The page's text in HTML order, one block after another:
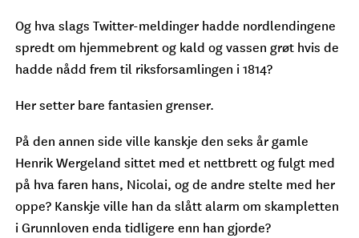
Og hva slags Twitter-meldinger hadde nordlendingene
spredt om hjemmebrent og kald og vassen grøt hvis de
hadde nådd frem til riksforsamlingen i 1814?
Her setter bare fantasien grenser.
På den annen side ville kanskje den seks år gamle
Henrik Wergeland sittet med et nettbrett og fulgt med
på hva faren hans, Nicolai, og de andre stelte med her
oppe? Kanskje ville han da slått alarm om skampletten
i Grunnloven enda tidligere enn han gjorde?